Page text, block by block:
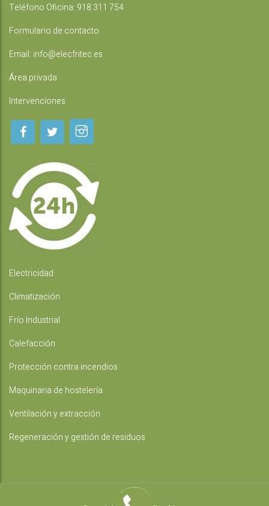
Teléfono Oficina: 918 311 754
Formulario de contacto
Email: info@elecfritec.es
Área privada
Intervenciones
Electricidad
Climatización
Frío Industrial
Calefacción
Protección contra incendios
Maquinaria de hostelería
Ventilación y extracción
Regeneración y gestión de residuos